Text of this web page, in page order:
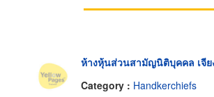
ห้างหุ้นส่วนสามัญนิติบุคคล เจีย
Category : Handkerchiefs